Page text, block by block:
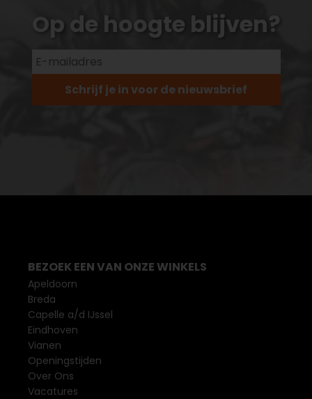
Op de hoogte blijven?
Schrijf je in voor de nieuwsbrief
BEZOEK EEN VAN ONZE WINKELS
Apeldoorn
Breda
Capelle a/d IJssel
Eindhoven
Vianen
Openingstijden
Over Ons
Vacatures